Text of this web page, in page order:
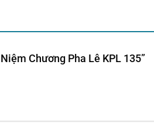
Chương Pha Lê KPL 135”